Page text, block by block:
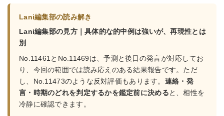
Lani編集部の読み解き
Lani編集部の見方｜具体的な的中例は強いが、再現性とは
別
No.11461とNo.11469は、予測と後日の発言が対応してお
り、今回の範囲では読み応えのある結果報告です。ただ
し、No.11473のような反対評価もあります。 連絡・発
言・時期のどれを判定するかを鑑定前に決めると、相性を
冷静に確認できます。